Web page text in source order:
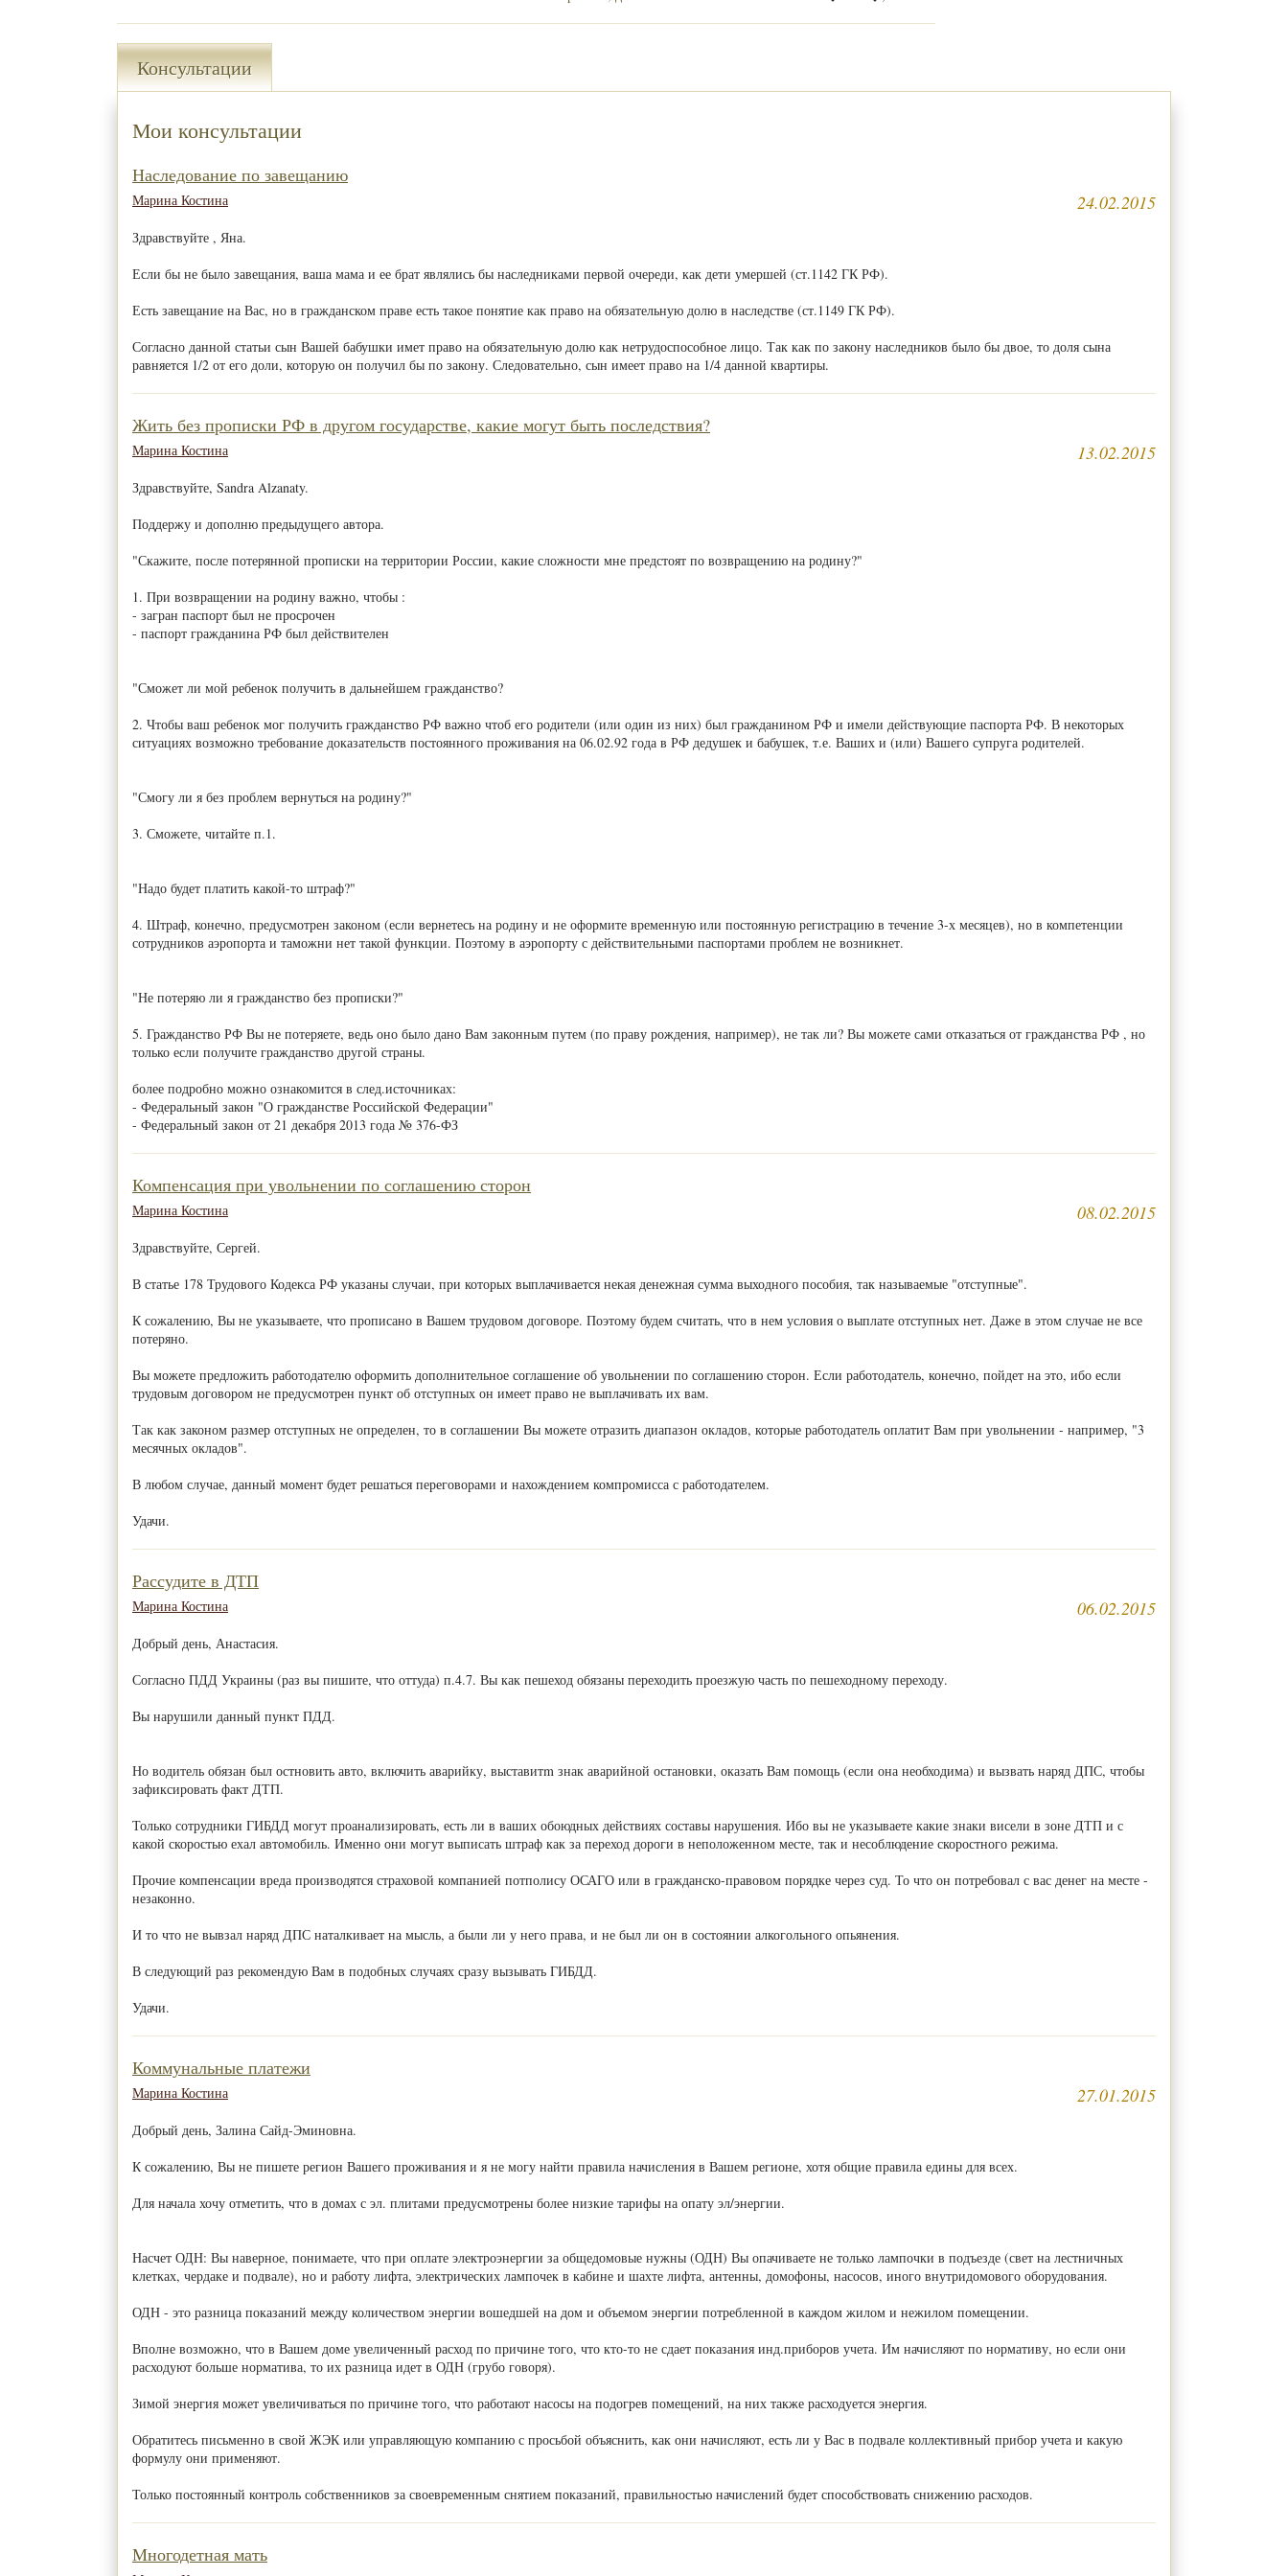
Консультации
Мои консультации
Наследование по завещанию
Марина Костина 24.02.2015
Здравствуйте , Яна.
Если бы не было завещания, ваша мама и ее брат являлись бы наследниками первой очереди, как дети умершей (ст.1142 ГК РФ).
Есть завещание на Вас, но в гражданском праве есть такое понятие как право на обязательную долю в наследстве (ст.1149 ГК РФ).
Согласно данной статьи сын Вашей бабушки имет право на обязательную долю как нетрудоспособное лицо. Так как по закону наследников было бы двое, то доля сына
равняется 1/2 от его доли, которую он получил бы по закону. Следовательно, сын имеет право на 1/4 данной квартиры.
Жить без прописки РФ в другом государстве, какие могут быть последствия?
Марина Костина 13.02.2015
Здравствуйте, Sandra Alzanaty.
Поддержу и дополню предыдущего автора.
"Скажите, после потерянной прописки на территории России, какие сложности мне предстоят по возвращению на родину?"
1. При возвращении на родину важно, чтобы :
- загран паспорт был не просрочен
- паспорт гражданина РФ был действителен
"Сможет ли мой ребенок получить в дальнейшем гражданство?
2. Чтобы ваш ребенок мог получить гражданство РФ важно чтоб его родители (или один из них) был гражданином РФ и имели действующие паспорта РФ. В некоторых
ситуациях возможно требование доказательств постоянного проживания на 06.02.92 года в РФ дедушек и бабушек, т.е. Ваших и (или) Вашего супруга родителей.
"Смогу ли я без проблем вернуться на родину?"
3. Сможете, читайте п.1.
"Надо будет платить какой-то штраф?"
4. Штраф, конечно, предусмотрен законом (если вернетесь на родину и не оформите временную или постоянную регистрацию в течение 3-х месяцев), но в компетенции
сотрудников аэропорта и таможни нет такой функции. Поэтому в аэропорту с действительными паспортами проблем не возникнет.
"Не потеряю ли я гражданство без прописки?"
5. Гражданство РФ Вы не потеряете, ведь оно было дано Вам законным путем (по праву рождения, например), не так ли? Вы можете сами отказаться от гражданства РФ , но
только если получите гражданство другой страны.
более подробно можно ознакомится в след.источниках:
- Федеральный закон "О гражданстве Российской Федерации"
- Федеральный закон от 21 декабря 2013 года № 376-ФЗ
Компенсация при увольнении по соглашению сторон
Марина Костина 08.02.2015
Здравствуйте, Сергей.
В статье 178 Трудового Кодекса РФ указаны случаи, при которых выплачивается некая денежная сумма выходного пособия, так называемые "отступные".
К сожалению, Вы не указываете, что прописано в Вашем трудовом договоре. Поэтому будем считать, что в нем условия о выплате отступных нет. Даже в этом случае не все
потеряно.
Вы можете предложить работодателю оформить дополнительное соглашение об увольнении по соглашению сторон. Если работодатель, конечно, пойдет на это, ибо если
трудовым договором не предусмотрен пункт об отступных он имеет право не выплачивать их вам.
Так как законом размер отступных не определен, то в соглашении Вы можете отразить диапазон окладов, которые работодатель оплатит Вам при увольнении - например, "3
месячных окладов".
В любом случае, данный момент будет решаться переговорами и нахождением компромисса с работодателем.
Удачи.
Рассудите в ДТП
Марина Костина 06.02.2015
Добрый день, Анастасия.
Согласно ПДД Украины (раз вы пишите, что оттуда) п.4.7. Вы как пешеход обязаны переходить проезжую часть по пешеходному переходу.
Вы нарушили данный пункт ПДД.
Но водитель обязан был остновить авто, включить аварийку, выставитm знак аварийной остановки, оказать Вам помощь (если она необходима) и вызвать наряд ДПС, чтобы
зафиксировать факт ДТП.
Только сотрудники ГИБДД могут проанализировать, есть ли в ваших обоюдных действиях составы нарушения. Ибо вы не указываете какие знаки висели в зоне ДТП и с
какой скоростью ехал автомобиль. Именно они могут выписать штраф как за переход дороги в неположенном месте, так и несоблюдение скоростного режима.
Прочие компенсации вреда производятся страховой компанией потполису ОСАГО или в гражданско-правовом порядке через суд. То что он потребовал с вас денег на месте -
незаконно.
И то что не вывзал наряд ДПС наталкивает на мысль, а были ли у него права, и не был ли он в состоянии алкогольного опьянения.
В следующий раз рекомендую Вам в подобных случаях сразу вызывать ГИБДД.
Удачи.
Коммунальные платежи
Марина Костина 27.01.2015
Добрый день, Залина Сайд-Эминовна.
К сожалению, Вы не пишете регион Вашего проживания и я не могу найти правила начисления в Вашем регионе, хотя общие правила едины для всех.
Для начала хочу отметить, что в домах с эл. плитами предусмотрены более низкие тарифы на опату эл/энергии.
Насчет ОДН: Вы наверное, понимаете, что при оплате электроэнергии за общедомовые нужны (ОДН) Вы опачиваете не только лампочки в подъезде (свет на лестничных
клетках, чердаке и подвале), но и работу лифта, электрических лампочек в кабине и шахте лифта, антенны, домофоны, насосов, иного внутридомового оборудования.
ОДН - это разница показаний между количеством энергии вошедшей на дом и объемом энергии потребленной в каждом жилом и нежилом помещении.
Вполне возможно, что в Вашем доме увеличенный расход по причине того, что кто-то не сдает показания инд.приборов учета. Им начисляют по нормативу, но если они
расходуют больше норматива, то их разница идет в ОДН (грубо говоря).
Зимой энергия может увеличиваться по причине того, что работают насосы на подогрев помещений, на них также расходуется энергия.
Обратитесь письменно в свой ЖЭК или управляющую компанию с просьбой объяснить, как они начисляют, есть ли у Вас в подвале коллективный прибор учета и какую
формулу они применяют.
Только постоянный контроль собственников за своевременным снятием показаний, правильностью начислений будет способствовать снижению расходов.
Многодетная мать